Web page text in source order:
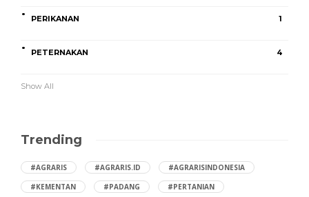
PERIKANAN 1
PETERNAKAN 4
Show All
Trending
#AGRARIS #AGRARIS.ID
#AGRARISINDONESIA
#KEMENTAN
#PADANG
#PERTANIAN